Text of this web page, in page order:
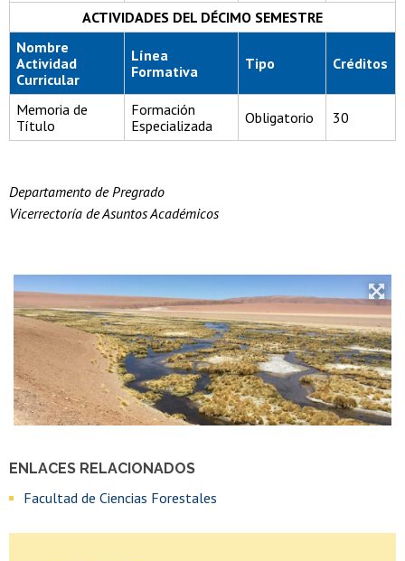
ENLACES RELACIONADOS
Facultad de Ciencias Forestales
ACTIVIDADES DEL DÉCIMO SEMESTRE
Nombre
Actividad
Curricular
Línea
Formativa
Tipo Créditos
Memoria de
Título
Formación
Especializada
Obligatorio 30
Departamento de Pregrado
Vicerrectoría de Asuntos Académicos